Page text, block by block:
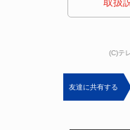
(C)テ
友達に共有する